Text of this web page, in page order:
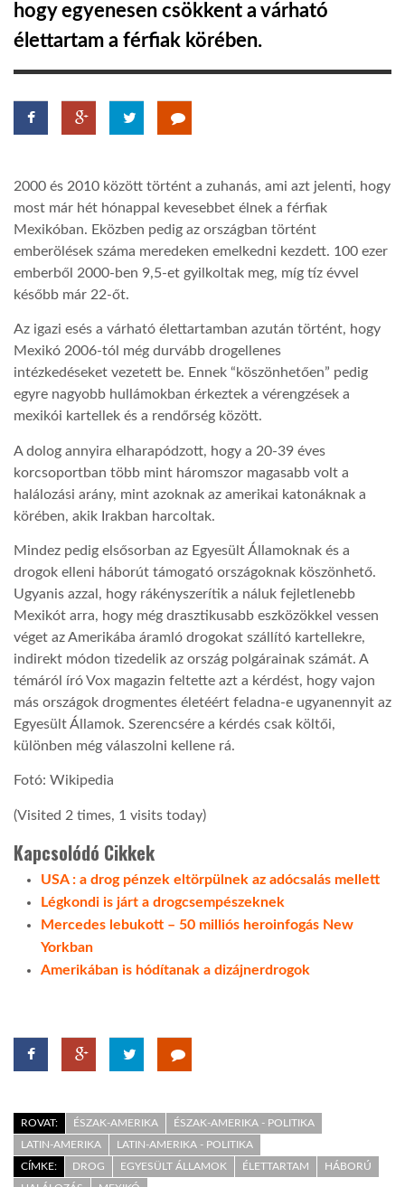
LATIMO.HU
GLOBOBOOK
hogy egyenesen csökkent a várható
élettartam a férfiak körében.
2000 és 2010 között történt a zuhanás, ami azt jelenti, hogy
most már hét hónappal kevesebbet élnek a férfiak
Mexikóban. Eközben pedig az országban történt
emberölések száma meredeken emelkedni kezdett. 100 ezer
emberből 2000-ben 9,5-et gyilkoltak meg, míg tíz évvel
később már 22-őt.
Az igazi esés a várható élettartamban azután történt, hogy
Mexikó 2006-tól még durvább drogellenes
intézkedéseket vezetett be. Ennek “köszönhetően” pedig
egyre nagyobb hullámokban érkeztek a vérengzések a
mexikói kartellek és a rendőrség között.
A dolog annyira elharapódzott, hogy a 20-39 éves
korcsoportban több mint háromszor magasabb volt a
halálozási arány, mint azoknak az amerikai katonáknak a
körében, akik Irakban harcoltak.
Mindez pedig elsősorban az Egyesült Államoknak és a
drogok elleni háborút támogató országoknak köszönhető.
Ugyanis azzal, hogy rákényszerítik a náluk fejletlenebb
Mexikót arra, hogy még drasztikusabb eszközökkel vessen
véget az Amerikába áramló drogokat szállító kartellekre,
indirekt módon tizedelik az ország polgárainak számát. A
témáról író Vox magazin feltette azt a kérdést, hogy vajon
más országok drogmentes életéért feladna-e ugyanennyit az
Egyesült Államok. Szerencsére a kérdés csak költői,
különben még válaszolni kellene rá.
Fotó: Wikipedia
(Visited 2 times, 1 visits today)
Kapcsolódó Cikkek
USA : a drog pénzek eltörpülnek az adócsalás mellett
Légkondi is járt a drogcsempészeknek
Mercedes lebukott – 50 milliós heroinfogás New
Yorkban
Amerikában is hódítanak a dizájnerdrogok
ROVAT: ÉSZAK-AMERIKA
ÉSZAK-AMERIKA - POLITIKA
LATIN-AMERIKA
LATIN-AMERIKA - POLITIKA
CÍMKE:
DROG EGYESÜLT ÁLLAMOK ÉLETTARTAM
HÁBORÚ